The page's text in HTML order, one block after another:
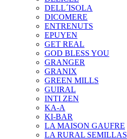
DELL´ISOLA
DICOMERE
ENTRENUTS
EPUYEN
GET REAL
GOD BLESS YOU
GRANGER
GRANIX
GREEN MILLS
GUIRAL
INTI ZEN
KA-A
KI-BAR
LA MAISON GAUFRE
LA RURAL SEMILLAS